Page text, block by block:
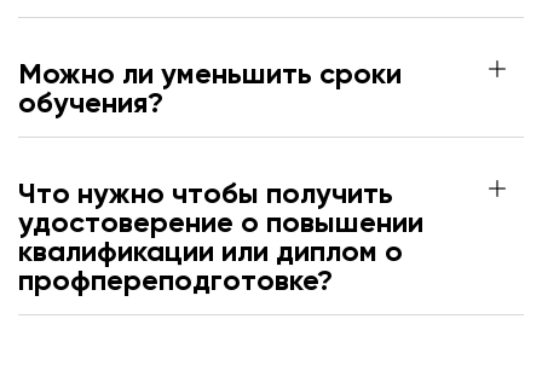
Можно ли уменьшить сроки
обучения?
Что нужно чтобы получить
удостоверение о повышении
квалификации или диплом о
профпереподготовке?